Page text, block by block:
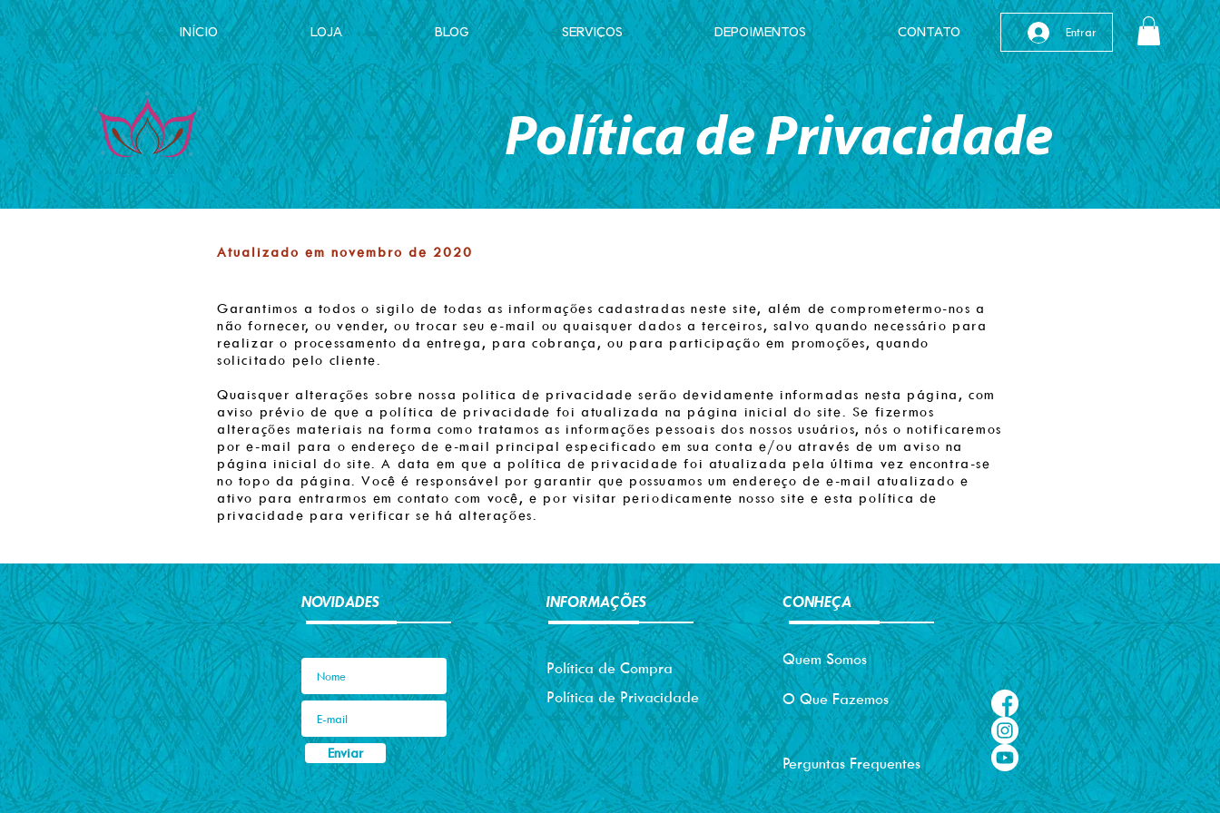
INÍCIO LOJA BLOG SERVIÇOS DEPOIMENTOS CONTATO Entrar
Política de Privacidade
Atualizado em novembro de 2020
Garantimos a todos o sigilo de todas as informações cadastradas neste site, além de comprometermo-nos a
não fornecer, ou vender, ou trocar seu e-mail ou quaisquer dados a terceiros, salvo quando necessário para
realizar o processamento da entrega, para cobrança, ou para participação em promoções, quando
solicitado pelo cliente.
Quaisquer alterações sobre nossa politica de privacidade serão devidamente informadas nesta página, com
aviso prévio de que a política de privacidade foi atualizada na página inicial do site. Se fizermos
alterações materiais na forma como tratamos as informações pessoais dos nossos usuários, nós o notificaremos
por e-mail para o endereço de e-mail principal especificado em sua conta e/ou através de um aviso na
página inicial do site. A data em que a política de privacidade foi atualizada pela última vez encontra-se
no topo da página. Você é responsável por garantir que possuamos um endereço de e-mail atualizado e
ativo para entrarmos em contato com você, e por visitar periodicamente nosso site e esta política de
privacidade para verificar se há alterações.
NOVIDADES
Quem Somos
Política de Privacidade O Que Fazemos
Perguntas Frequentes
Política de Compra
INFORMAÇÕES CONHEÇA
Enviar